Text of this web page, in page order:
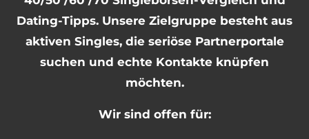
Dating-Tipps. Unsere Zielgruppe besteht aus
aktiven Singles, die seriöse Partnerportale
suchen und echte Kontakte knüpfen
möchten.
Wir sind offen für: